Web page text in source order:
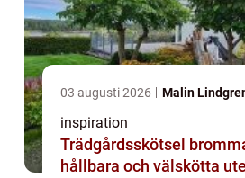
03 augusti 2026 Malin
inspiration
Trädgårdsskötsel bromma så
hållbara och välskötta